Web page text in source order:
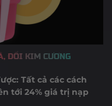
ĐỔI KIM CƯƠNG
Tất cả các cách
tới 24% giá trị nạp